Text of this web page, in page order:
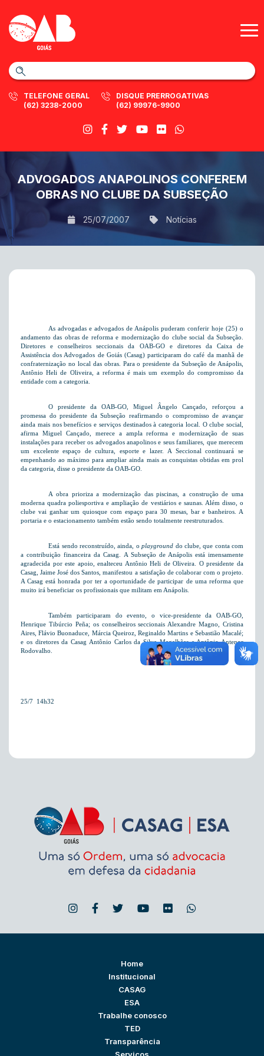
TELEFONE GERAL
(62) 3238-2000
DISQUE PRERROGATIVAS
(62) 99976-9900
ADVOGADOS ANAPOLINOS CONFEREM
OBRAS NO CLUBE DA SUBSEÇÃO
25/07/2007 Notícias
As advogadas e advogados de Anápolis puderam conferir hoje (25) o
andamento das obras de reforma e modernização do clube social da Subseção.
Diretores e conselheiros seccionais da OAB-GO e diretores da Caixa de
Assistência dos Advogados de Goiás (Casag) participaram do café da manhã de
confraternização no local das obras. Para o presidente da Subseção de Anápolis,
Antônio Heli de Oliveira, a reforma é mais um exemplo do compromisso da
entidade com a categoria.
O presidente da OAB-GO, Miguel Ângelo Cançado, reforçou a
promessa do presidente da Subseção reafirmando o compromisso de avançar
ainda mais nos benefícios e serviços destinados à categoria local. O clube social,
afirma Miguel Cançado, merece a ampla reforma e modernização de suas
instalações para receber os advogados anapolinos e seus familiares, que merecem
um excelente espaço de cultura, esporte e lazer. A Seccional continuará se
empenhando ao máximo para ampliar ainda mais as conquistas obtidas em prol
da categoria, disse o presidente da OAB-GO.
A obra prioriza a modernização das piscinas, a construção de uma
moderna quadra poliesportiva e ampliação de vestiários e saunas. Além disso, o
clube vai ganhar um quiosque com espaço para 30 mesas, bar e banheiros. A
portaria e o estacionamento também estão sendo totalmente reestruturados.
Está sendo reconstruído, ainda, oplayground do clube, que conta com
a contribuição financeira da Casag. A Subseção de Anápolis está imensamente
agradecida por este apoio, enalteceu Antônio Heli de Oliveira. O presidente da
Casag, Jaime José dos Santos, manifestou a satisfação de colaborar com o projeto.
A Casag está honrada por ter a oportunidade de participar de uma reforma que
muito irá beneficiar os profissionais que militam em Anápolis.
Também participaram do evento, o vice-presidente da OAB-GO,
Henrique Tibúrcio Peña; os conselheiros seccionais Alexandre Magno, Cristina
Aires, Flávio Buonaduce, Márcia Queiroz, Reginaldo Martins e Sebastião Macalé;
e os diretores da Casag Antônio Carlos da Silva Magalhães e Antônio Antenor
Rodovalho.
25/7  14h32
Home
Institucional
CASAG
ESA
Trabalhe conosco
TED
Transparência